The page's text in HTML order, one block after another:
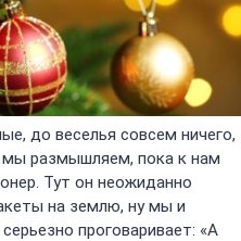
до веселья совсем ничего,
мы размышляем, пока к нам
Тут он неожиданно
на землю, ну мы и
проговаривает: «А